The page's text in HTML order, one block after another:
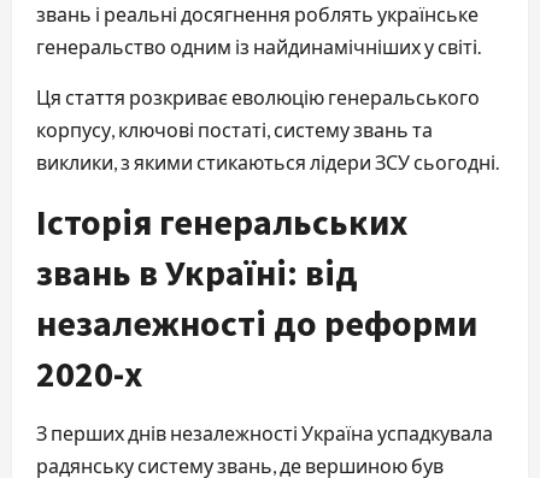
звань і реальні досягнення роблять українське
генеральство одним із найдинамічніших у світі.
Ця стаття розкриває еволюцію генеральського
корпусу, ключові постаті, систему звань та
виклики, з якими стикаються лідери ЗСУ сьогодні.
Історія генеральських
звань в Україні: від
незалежності до реформи
2020-х
З перших днів незалежності Україна успадкувала
радянську систему звань, де вершиною був